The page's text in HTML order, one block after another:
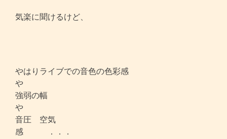
気楽に聞けるけど、
やはりライブでの音色の色彩感
や
強弱の幅
音圧 空気
感 ．．